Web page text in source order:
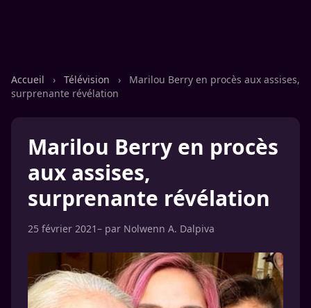
Accueil › Télévision ›
Marilou Berry en procès aux assises,
surprenante révélation
Marilou Berry en procès
aux assises,
surprenante révélation
25 février 2021– par Nolwenn A. Dalpiva